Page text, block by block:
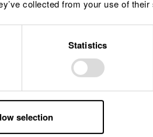
collected from your use of
Statistics
selection
Une offre financière
Faire partie de notre